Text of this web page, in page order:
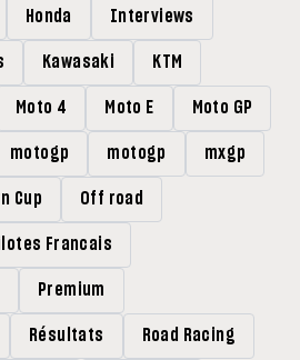
Honda Interviews
Kawasaki KTM
Moto 4 Moto E Moto GP
motogp motogp mxgp
Cup Off road
Francais
Premium
Résultats Road Racing